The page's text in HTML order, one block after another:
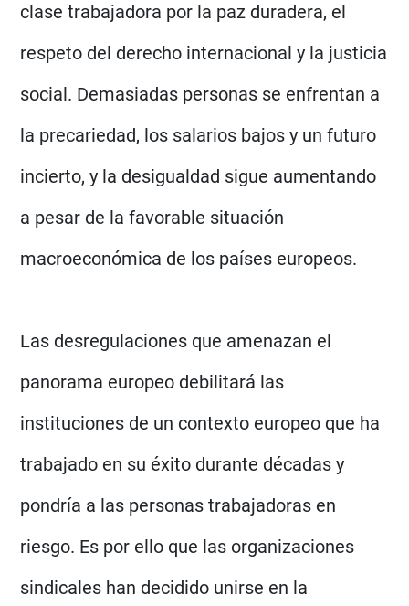
clase trabajadora por la paz duradera, el
respeto del derecho internacional y la justicia
social. Demasiadas personas se enfrentan a
la precariedad, los salarios bajos y un futuro
incierto, y la desigualdad sigue aumentando
a pesar de la favorable situación
macroeconómica de los países europeos.
Las desregulaciones que amenazan el
panorama europeo debilitará las
instituciones de un contexto europeo que ha
trabajado en su éxito durante décadas y
pondría a las personas trabajadoras en
riesgo. Es por ello que las organizaciones
sindicales han decidido unirse en la